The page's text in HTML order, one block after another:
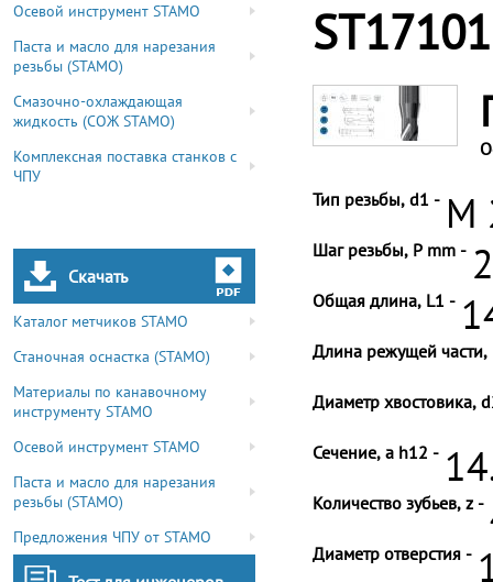
Осевой инструмент STAMO
Паста и масло для нарезания
резьбы (STAMO)
Смазочно-охлаждающая
жидкость (СОЖ STAMO)
Комплексная поставка станков с
ЧПУ
Скачать
Каталог метчиков STAMO
Станочная оснастка (STAMO)
Материалы по канавочному
инструменту STAMO
Осевой инструмент STAMO
Паста и масло для нарезания
резьбы (STAMO)
Предложения ЧПУ от STAMO
Тип резьбы, d1 - M
Шаг резьбы, P mm -
Общая длина, L1 -
Длина режущей части,
Диаметр хвостовика,
Сечение, a h12 -
Количество зубьев, z -
Диаметр отверстия -